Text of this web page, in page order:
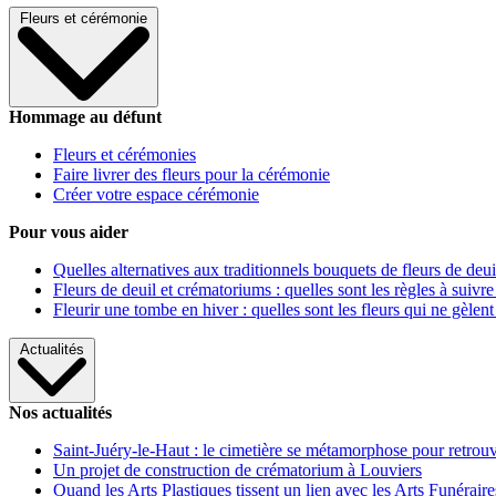
Fleurs et cérémonie
Hommage au défunt
Fleurs et cérémonies
Faire livrer des fleurs pour la cérémonie
Créer votre espace cérémonie
Pour vous aider
Quelles alternatives aux traditionnels bouquets de fleurs de
Fleurs de deuil et crématoriums : quelles sont les règles à
Fleurir une tombe en hiver : quelles sont les fleurs qui ne gèlent
Actualités
Nos actualités
Saint-Juéry-le-Haut : le cimetière se métamorphose pour
Un projet de construction de crématorium à Louviers
Quand les Arts Plastiques tissent un lien avec les Arts